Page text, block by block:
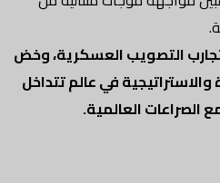
التصويب العسكرية، وخض
في عالم تتداخل
الصراعات العالمية.